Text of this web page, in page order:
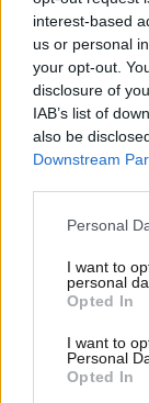
interest-based
us or personal
your opt-out.
disclosure of
IAB’s list of
also be
Downstream
Please note
not limited to
grant or deny
use your data
consent section.
Personal
I want to
personal
Opted In
I want to
Personal
Opted In
Κ.
έχουν
φορέων – Τι